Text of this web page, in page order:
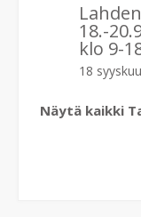
18.-
klo 9-
18
Näytä kaikki